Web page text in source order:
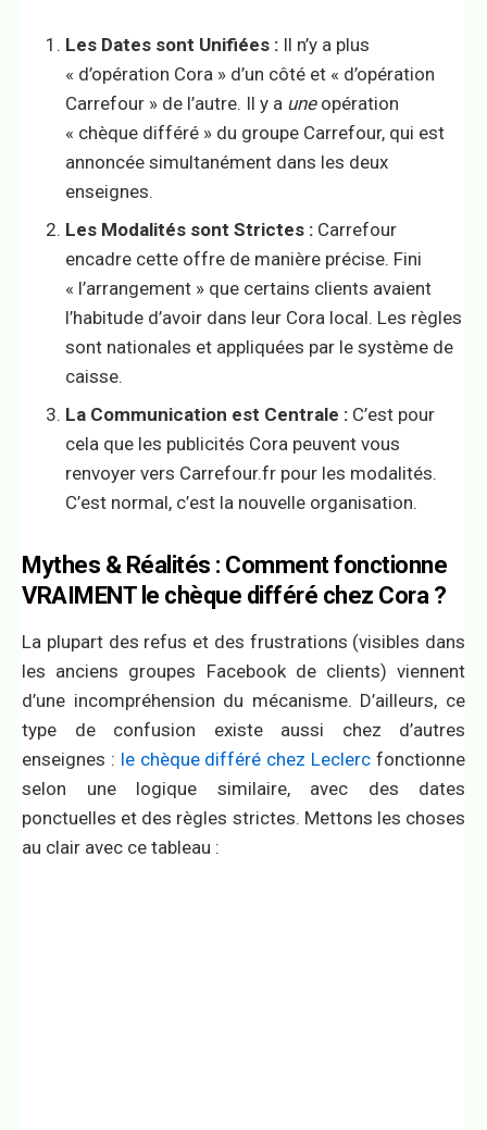
Les Dates sont Unifiées : Il n’y a plus
« d’opération Cora » d’un côté et « d’opération
Carrefour » de l’autre. Il y a uneopération
« chèque différé » du groupe Carrefour, qui est
annoncée simultanément dans les deux
enseignes.
Les Modalités sont Strictes : Carrefour
encadre cette offre de manière précise. Fini
« l’arrangement » que certains clients avaient
l’habitude d’avoir dans leur Cora local. Les règles
sont nationales et appliquées par le système de
caisse.
La Communication est Centrale : C’est pour
cela que les publicités Cora peuvent vous
renvoyer vers Carrefour.fr pour les modalités.
C’est normal, c’est la nouvelle organisation.
Mythes & Réalités : Comment fonctionne
VRAIMENT le chèque différé chez Cora ?
La plupart des refus et des frustrations (visibles dans
les anciens groupes Facebook de clients) viennent
d’une incompréhension du mécanisme. D’ailleurs, ce
type de confusion existe aussi chez d’autres
enseignes : le chèque différé chez Leclerc fonctionne
selon une logique similaire, avec des dates
ponctuelles et des règles strictes. Mettons les choses
au clair avec ce tableau :